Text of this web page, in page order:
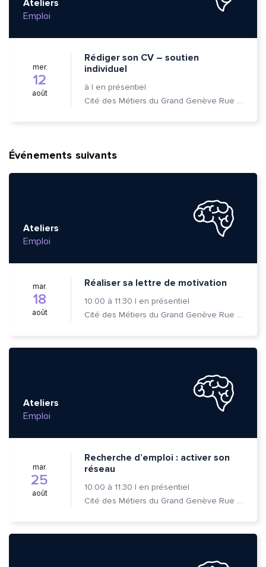
Ateliers
Emploi
mer.
12
août
Rédiger son CV – soutien
individuel
à | en présentiel
Cité des Métiers du Grand Genève Rue Prévost-Martin 6 1205 Genève
Événements suivants
Ateliers
Emploi
mar.
18
août
Réaliser sa lettre de motivation
10:00 à 11:30 | en présentiel
Cité des Métiers du Grand Genève Rue Prévost-Martin 6 1205 Genève
Ateliers
Emploi
mar.
25
août
Recherche d’emploi : activer son
réseau
10:00 à 11:30 | en présentiel
Cité des Métiers du Grand Genève Rue Prévost-Martin 6 1205 Genève